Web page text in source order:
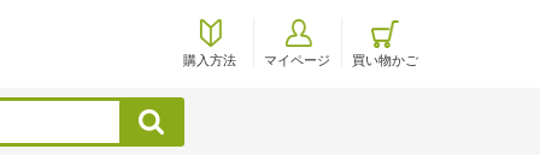
購入方法 マイページ 買い物かご
検索